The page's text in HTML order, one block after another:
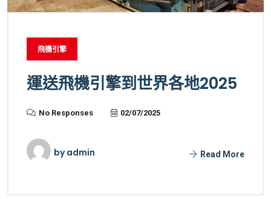
飛機引擎
運送飛機引擎到世界各地2025
No Responses 02/07/2025
byadmin Read More